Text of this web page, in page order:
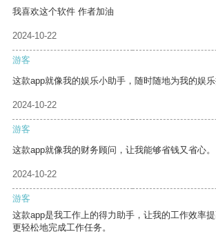
我喜欢这个软件 作者加油
2024-10-22
游客
这款app就像我的娱乐小助手，随时随地为我的娱乐
2024-10-22
游客
这款app就像我的财务顾问，让我能够省钱又省心。
2024-10-22
游客
这款app是我工作上的得力助手，让我的工作效率
更轻松地完成工作任务。